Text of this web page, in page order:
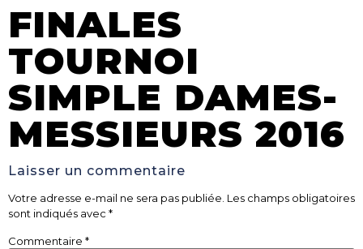
FINALES
TOURNOI
SIMPLE DAMES-
MESSIEURS 2016
Laisser un commentaire
Votre adresse e-mail ne sera pas publiée. Les champs obligatoires
sont indiqués avec *
Commentaire *